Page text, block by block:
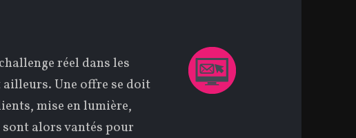
réel dans les
ailleurs. Une offre se doit
mise en lumière,
alors vantés pour